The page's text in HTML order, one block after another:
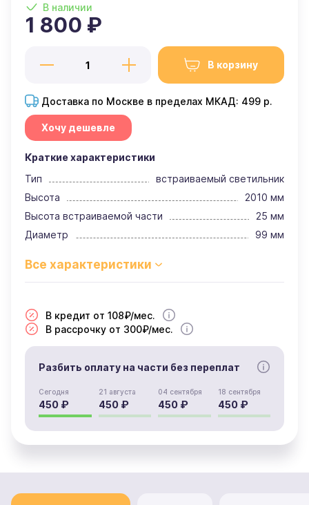
В наличии
1 800 ₽
В корзину
Доставка по Москве в пределах МКАД: 499 р.
Хочу дешевле
Краткие характеристики
Тип
встраиваемый светильник
Высота
2010 мм
Высота встраиваемой части
25 мм
Диаметр
99 мм
В кредит от 108₽/мес.
В рассрочку от 300₽/мес.
Разбить оплату на части без переплат
Сегодня
450 ₽
21 августа
450 ₽
04 сентября
450 ₽
18 сентября
450 ₽